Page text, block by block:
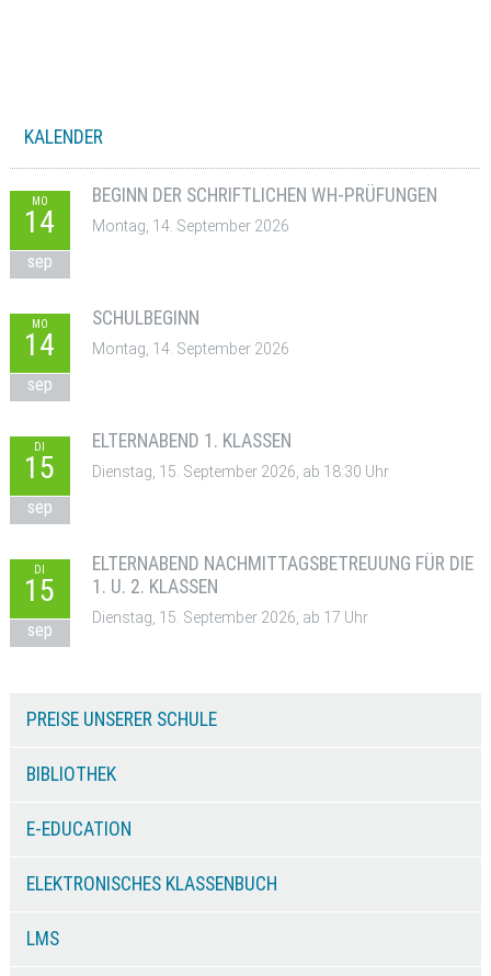
KALENDER
MO
14
sep
BEGINN DER SCHRIFTLICHEN WH-PRÜFUNGEN
Montag, 14. September 2026
MO
14
sep
SCHULBEGINN
Montag, 14. September 2026
DI
15
sep
ELTERNABEND 1. KLASSEN
Dienstag, 15. September 2026, ab 18:30 Uhr
DI
15
sep
ELTERNABEND NACHMITTAGSBETREUUNG FÜR DIE
1. U. 2. KLASSEN
Dienstag, 15. September 2026, ab 17 Uhr
PREISE UNSERER SCHULE
BIBLIOTHEK
E-EDUCATION
ELEKTRONISCHES KLASSENBUCH
LMS